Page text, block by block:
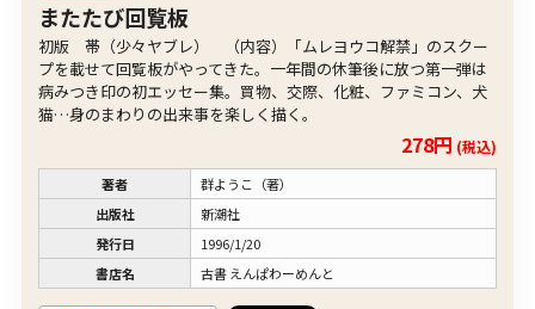
またたび回覧板
初版 帯（少々ヤブレ） （内容）「ムレヨウコ解禁」のスクー
プを載せて回覧板がやってきた。一年間の休筆後に放つ第一弾は
病みつき印の初エッセー集。買物、交際、化粧、ファミコン、犬
猫…身のまわりの出来事を楽しく描く。
278円 (税込)
著者
群ようこ（著）
出版社
新潮社
発行日
1996/1/20
書店名
古書 えんぱわーめんと